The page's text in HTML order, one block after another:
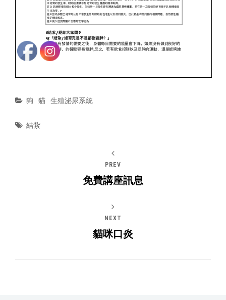
Categories
狗 貓 生殖泌尿系統
Tags
結紮
PREV
免費講座訊息
NEXT
貓咪口炎